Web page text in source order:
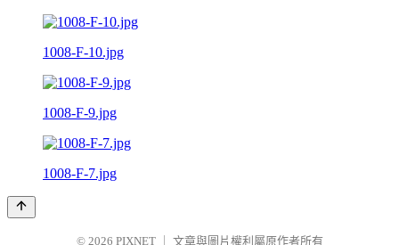
1008-F-10.jpg
1008-F-9.jpg
1008-F-7.jpg
© 2026 PIXNET 文章與圖片權利屬原作者所有